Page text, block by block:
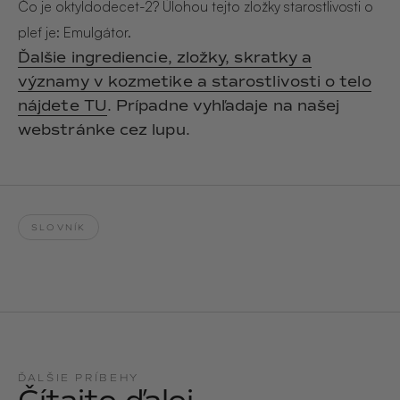
Čo je oktyldodecet-2? Úlohou tejto zložky starostlivosti o
pleť je: Emulgátor.
Ďalšie ingrediencie, zložky, skratky a
významy v kozmetike a starostlivosti o telo
nájdete TU. Prípadne vyhľadaje na našej
webstránke cez lupu.
SLOVNÍK
ĎALŠIE PRÍBEHY
SOLEILLE
€29,90
L´AMOUR
MUCUMU
Candle
ROUGE
MUCUMU
Essentials set
Hair & Body Mist
Hair & Body Mist
Hand Cream Serum
Nail Oil
Candles
CASHMERE